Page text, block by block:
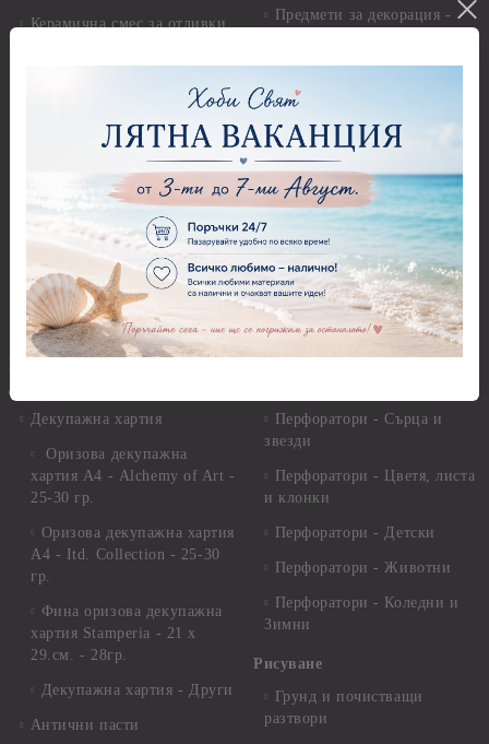
Керамична смес за отливки
Елементи от полимерна
Пластични елементи
Инструменти за моделиране
Молдове и шаблони
Самосъхнеща глина
Полимерна Глина
Приложни техники и
Декупаж
Декупажна хартия
Оризова декупажна
хартия А4 - Alchemy of Art -
25-30 гр.
Оризова декупажна хартия
А4 - Itd. Collection - 25-30
гр.
Фина оризова декупажна
хартия Stamperia - 21 х
29.см. - 28гр.
Декупажна хартия - Други
Антични пасти
Предмети за декорация -
Плат, органза, зебло,
Пънчове Перфоратори
Перфоратори до 2,50 см
Перфоратори 2,50 см
Перфоратори над 2,50 см
Бордюрни пънчове
Ъглови перфоратори
Перфоратори Основни
Перфоратори - Сърца и
звезди
Перфоратори - Цветя, листа
и клонки
Перфоратори - Детски
Перфоратори - Животни
Перфоратори - Коледни и
Зимни
Рисуване
Грунд и почистващи
разтвори